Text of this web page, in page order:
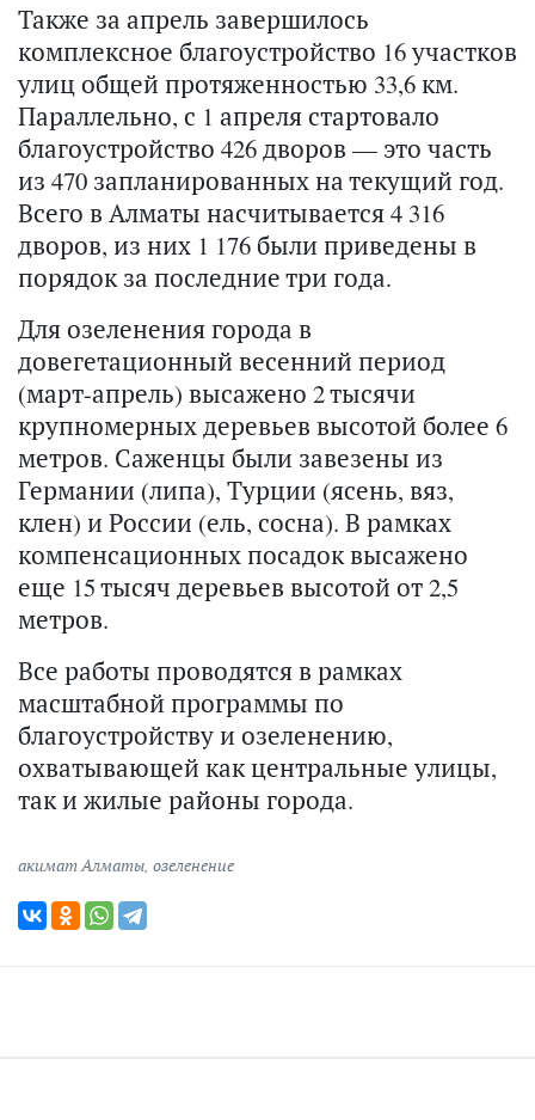
Также за апрель завершилось
комплексное благоустройство 16 участков
улиц общей протяженностью 33,6 км.
Параллельно, с 1 апреля стартовало
благоустройство 426 дворов — это часть
из 470 запланированных на текущий год.
Всего в Алматы насчитывается 4 316
дворов, из них 1 176 были приведены в
порядок за последние три года.
Для озеленения города в
довегетационный весенний период
(март-апрель) высажено 2 тысячи
крупномерных деревьев высотой более 6
метров. Саженцы были завезены из
Германии (липа), Турции (ясень, вяз,
клен) и России (ель, сосна). В рамках
компенсационных посадок высажено
еще 15 тысяч деревьев высотой от 2,5
метров.
Все работы проводятся в рамках
масштабной программы по
благоустройству и озеленению,
охватывающей как центральные улицы,
так и жилые районы города.
акимат Алматы озеленение